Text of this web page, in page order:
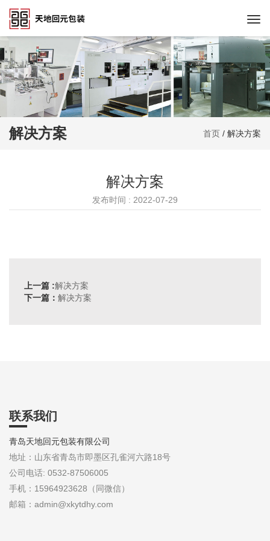
解决方案 首页 / 解决方案
解决方案
发布时间 : 2022-07-29
上一篇 :解决方案
下一篇： 解决方案
联系我们
青岛天地回元包装有限公司
地址：山东省青岛市即墨区孔雀河六路18号
公司电话: 0532-87506005
手机：15964923628（同微信）
邮箱：admin@xkytdhy.com